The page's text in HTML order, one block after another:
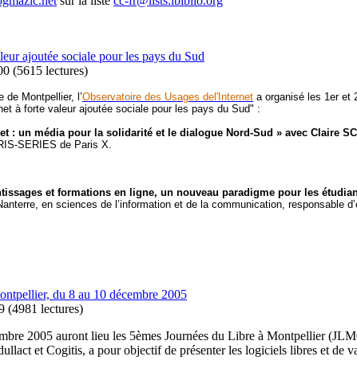
ajoutée sociale pour les pays du Sud
(5615 lectures)
de Montpellier, l’Observatoire des Usages del'Internet a organisé les 1er et
à forte valeur ajoutée sociale pour les pays du Sud" :
: un média pour la solidarité et le dialogue Nord-Sud » avec Claire
SERIES de Paris X.
et formations en ligne, un nouveau paradigme pour les
en sciences de l’information et de la communication, responsable
du 8 au 10 décembre 2005
(4981 lectures)
2005 auront lieu les 5èmes Journées du Libre à Montpellier
et Cogitis, a pour objectif de présenter les logiciels libres et de